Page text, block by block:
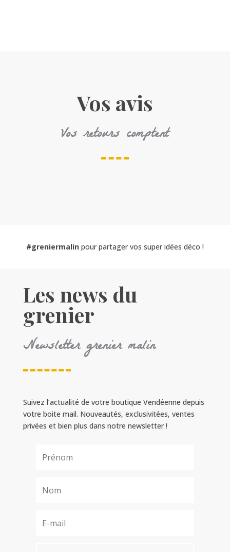
Vos avis
Vos retours comptent
#greniermalinpour partager vos super idées déco !
Les news du
grenier
Newsletter grenier malin
Suivez l’actualité de votre boutique Vendéenne depuis
votre boite mail. Nouveautés, exclusivitées, ventes
privées et bien plus dans notre newsletter !